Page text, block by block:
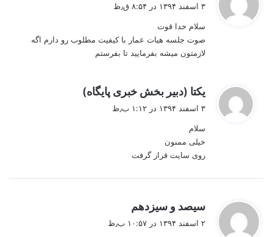
:
۳ اسفند ۱۳۹۴ در ۸:۵۴ ق٫ظ
سلام خدا قوت
صوت جلسه هیات عمار با کیفیت مطلوب رو دارم اگه
لازمتون میشه بفرمایید تا بفرستم
یکتا (دبیر بخش خبری پایگاه)
۳ اسفند ۱۳۹۴ در ۱:۱۲ ب٫ظ
سلام
خیلی ممنون
روی سایت قرار گرفت
سیصد و سیزدهم
۲ اسفند ۱۳۹۴ در ۱۰:۵۷ ب٫ظ